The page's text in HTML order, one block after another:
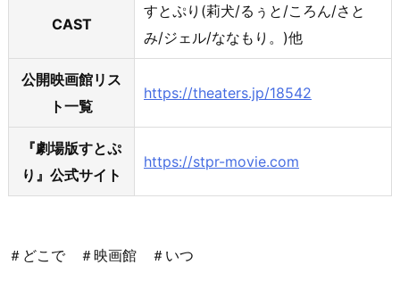
CAST
すとぷり(莉犬/るぅと/ころん/さと
み/ジェル/ななもり。)他
公開映画館リス
ト一覧
https://theaters.jp/18542
『劇場版すとぷ
り』公式サイト
https://stpr-movie.com
＃どこで ＃映画館 ＃いつ